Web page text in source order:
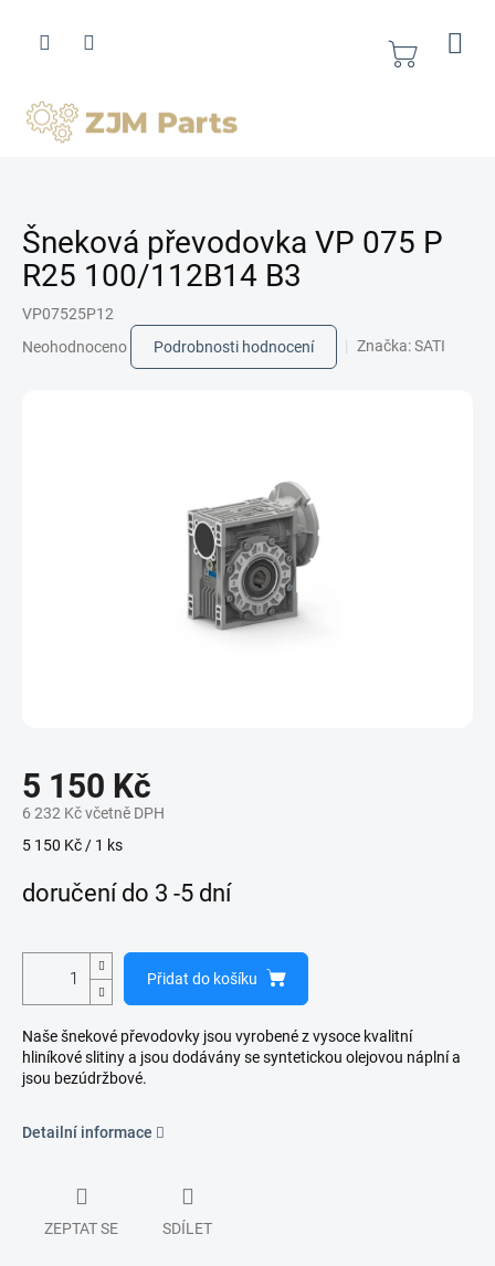
obsah
Nákupní
Šneková převodovka VP 075 P
R25 100/112B14 B3
VP07525P12
hodnocení
Neohodnoceno Podrobnosti hodnocení Značka:SATI
5 150 Kč
6 232 Kč včetně DPH
Měrná
5 150 Kč / 1 ks
doručení do 3 -5 dní
Přidat do košíku
Naše šnekové převodovky jsou vyrobené z vysoce kvalitní
hliníkové slitiny a jsou dodávány se syntetickou olejovou náplní a
jsou bezúdržbové.
Detailní informace
ZEPTAT SE SDÍLET